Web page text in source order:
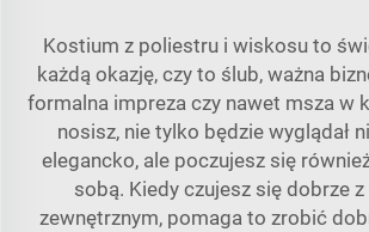
Kostium z poliestru i wiskosu to
każdą okazję, czy to ślub, ważna
formalna impreza czy nawet msza w
nosisz, nie tylko będzie wyglądał
elegancko, ale poczujesz się
sobą. Kiedy czujesz się dobrze
zewnętrznym, pomaga to zrobić